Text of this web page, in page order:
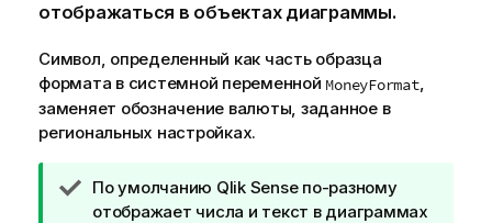
отображаться в объектах диаграммы.
Символ, определенный как часть образца
формата в системной переменной MoneyFormat,
заменяет обозначение валюты, заданное в
региональных настройках.
П
р
По умолчанию Qlik Senseпо-разному
отображает числа и текст в диаграммах